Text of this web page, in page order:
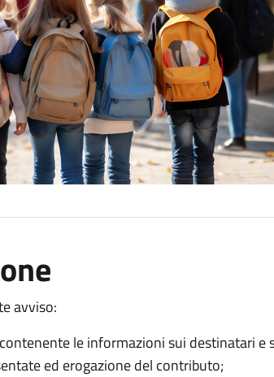
avviso:
le informazioni sui destinatari
ed erogazione del contributo;